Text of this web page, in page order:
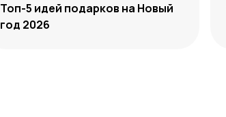
Топ-5 идей подарков на Новый
год 2026